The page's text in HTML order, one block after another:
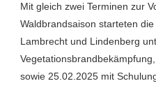
Mit gleich zwei Terminen zur
Waldbrandsaison starteten
Lambrecht und Lindenberg
sowie 25.02.2025 mit